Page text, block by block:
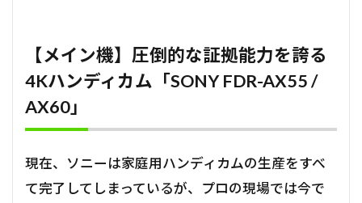
【メイン機】圧倒的な証拠能力を誇る
4Kハンディカム「SONY FDR-AX55 /
AX60」
現在、ソニーは家庭用ハンディカムの生産をすべ
て完了してしまっているが、プロの現場では今で